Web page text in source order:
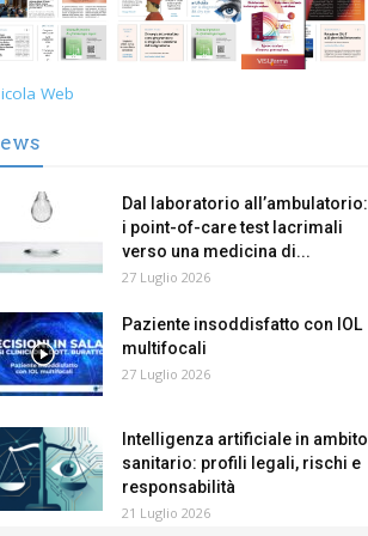
Web
Dal laboratorio all’ambulatorio:
i point-of-care test lacrimali
verso una medicina di...
27 Luglio 2026
Paziente insoddisfatto con IOL
multifocali
27 Luglio 2026
Intelligenza artificiale in ambito
sanitario: profili legali, rischi e
responsabilità
21 Luglio 2026